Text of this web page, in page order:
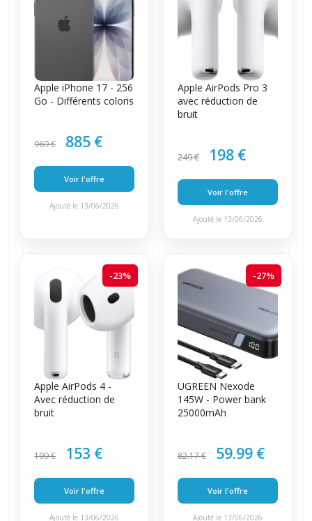
Apple iPhone 17 - 256
Go - Différents coloris
969 € 885 €
Voir l'offre
Ajouté le 13/06/2026
Apple AirPods Pro 3
avec réduction de
bruit
249 € 198 €
Voir l'offre
Ajouté le 13/06/2026
-23%
Apple AirPods 4 -
Avec réduction de
bruit
199 € 153 €
Voir l'offre
Ajouté le 13/06/2026
-27%
UGREEN Nexode
145W - Power bank
25000mAh
82.17 € 59.99 €
Voir l'offre
Ajouté le 13/06/2026